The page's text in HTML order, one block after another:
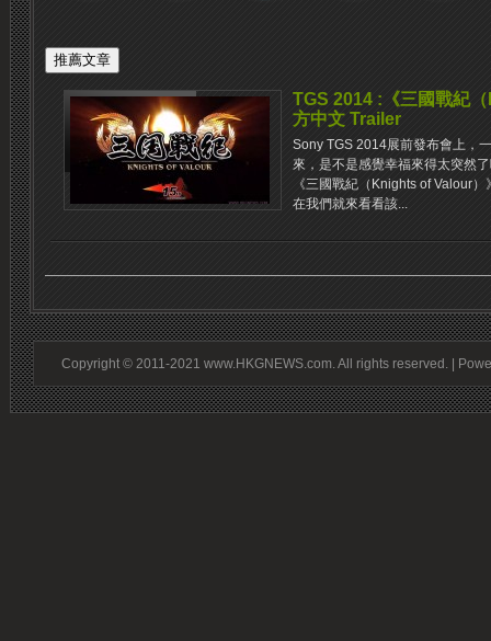
TGS 2014 :《三國戰紀
方中文 Trailer
Sony TGS 2014展前發布會上，
來，是不是感覺幸福來得太突然
《三國戰紀（Knights of Valour
在我們就來看看該...
Copyright © 2011-2021 www.HKGNEWS.com. All rights reserved. |